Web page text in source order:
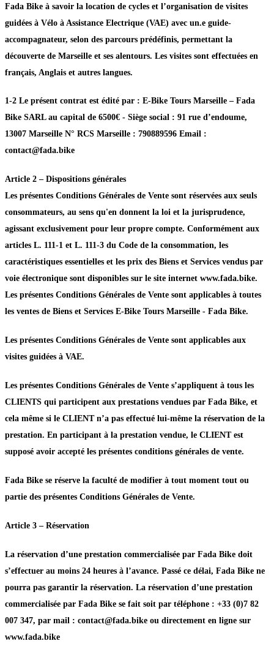
Fada Bike à savoir la location de cycles et l’organisation de visites
guidées à Vélo à Assistance Electrique (VAE) avec un.e guide-
accompagnateur, selon des parcours prédéfinis, permettant la
découverte de Marseille et ses alentours. Les visites sont effectuées en
français, Anglais et autres langues.
1-2 Le présent contrat est édité par : E-Bike Tours Marseille – Fada
Bike SARL au capital de 6500€ - Siège social : 91 rue d’endoume,
13007 Marseille N° RCS Marseille : 790889596 Email :
contact@fada.bike
Article 2 – Dispositions générales
Les présentes Conditions Générales de Vente sont réservées aux seuls
consommateurs, au sens qu'en donnent la loi et la jurisprudence,
agissant exclusivement pour leur propre compte. Conformément aux
articles L. 111-1 et L. 111-3 du Code de la consommation, les
caractéristiques essentielles et les prix des Biens et Services vendus par
voie électronique sont disponibles sur le site internet www.fada.bike.
Les présentes Conditions Générales de Vente sont applicables à toutes
les ventes de Biens et Services E-Bike Tours Marseille - Fada Bike.
Les présentes Conditions Générales de Vente sont applicables aux
visites guidées à VAE.
Les présentes Conditions Générales de Vente s’appliquent à tous les
CLIENTS qui participent aux prestations vendues par Fada Bike, et
cela même si le CLIENT n’a pas effectué lui-même la réservation de la
prestation. En participant à la prestation vendue, le CLIENT est
supposé avoir accepté les présentes conditions générales de vente.
Fada Bike se réserve la faculté de modifier à tout moment tout ou
partie des présentes Conditions Générales de Vente.
Article 3 – Réservation
La réservation d’une prestation commercialisée par Fada Bike doit
s’effectuer au moins 24 heures à l’avance. Passé ce délai, Fada Bike ne
pourra pas garantir la réservation. La réservation d’une prestation
commercialisée par Fada Bike se fait soit par téléphone : +33 (0)7 82
007 347, par mail : contact@fada.bike ou directement en ligne sur
www.fada.bike